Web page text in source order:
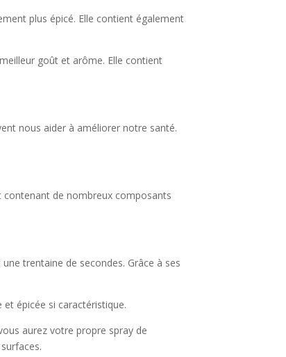
plus épicé. Elle contient également
goût et arôme. Elle contient
nous aider à améliorer notre santé.
contenant de nombreux composants
trentaine de secondes. Grâce à ses
épicée si caractéristique.
aurez votre propre spray de